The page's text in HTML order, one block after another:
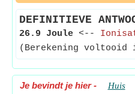
DEFINITIEVE
26.9 Joule <--
(Berekening voltooid
Je bevindt je hier- Huis